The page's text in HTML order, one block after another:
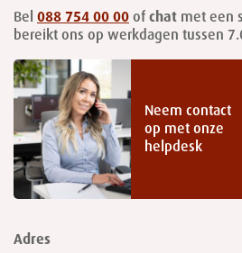
Bel 088 754 00 00 of chat met een
bereikt ons op werkdagen tussen
Neem contact
op met onze
helpdesk
Adres